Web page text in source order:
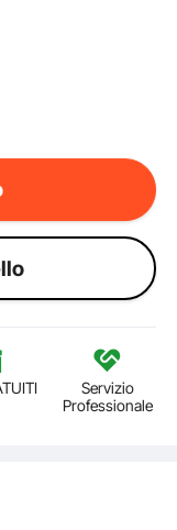
Servizio
Professionale